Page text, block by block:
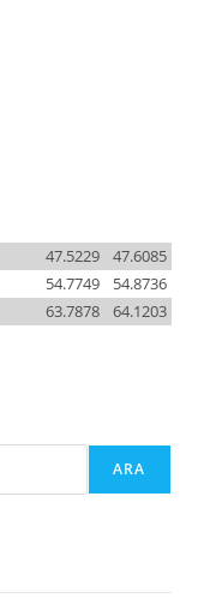
47.6085
47.5229
54.8736
54.7749
64.1203
63.7878
ARA